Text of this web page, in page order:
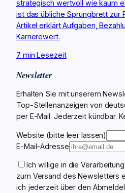
strategisch wertvoll wie kaum
ist das übliche Sprungbrett zur
Artikel erklärt Aufgaben,
Karrierewert.
7 min Lesezeit
Newsletter
Erhalten Sie mit unserem
Top-Stellenanzeigen von
per E-Mail. Jederzeit kündbar.
Website (bitte leer lassen)
E-Mail-Adresse
Ich willige in die
zum Versand des Newsletters
ich jederzeit über den